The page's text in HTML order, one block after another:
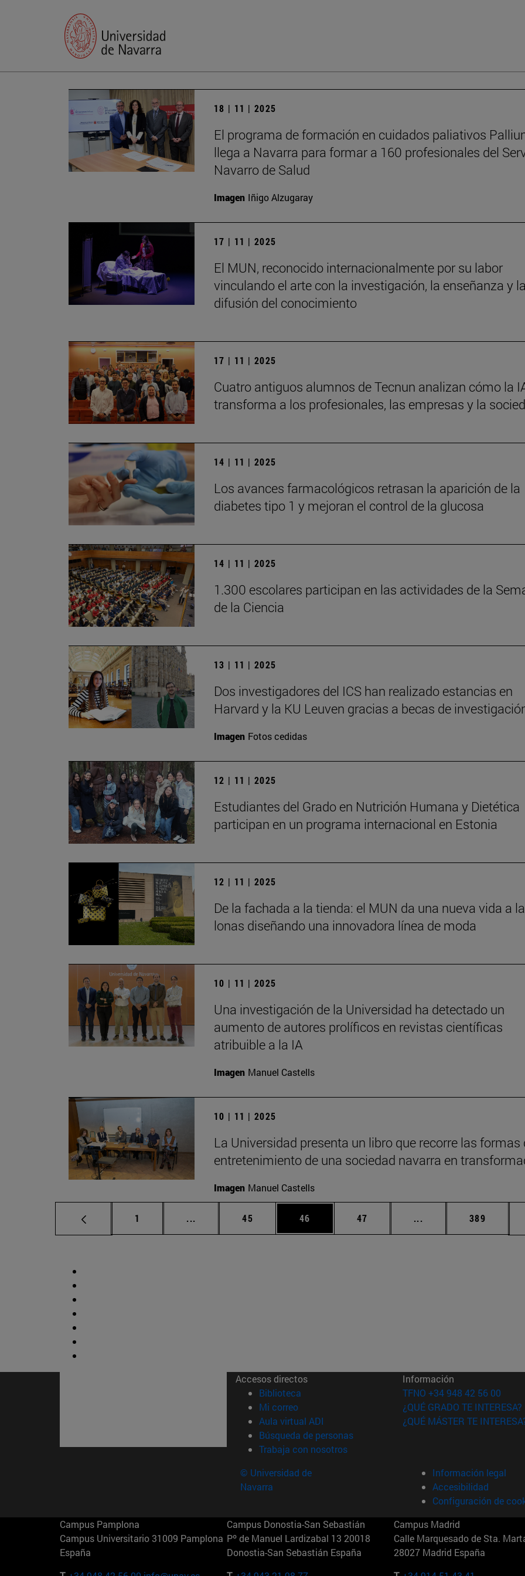
18 | 11 | 2025
El programa de formación en cuidados paliativos
llega a Navarra para formar a 160 profesionales del
Navarro de Salud
Imagen Iñigo Alzugaray
17 | 11 | 2025
El MUN, reconocido internacionalmente por su labor
vinculando el arte con la investigación, la enseñanza y
difusión del conocimiento
17 | 11 | 2025
Cuatro antiguos alumnos de Tecnun analizan cómo la
transforma a los profesionales, las empresas y la
14 | 11 | 2025
Los avances farmacológicos retrasan la aparición de la
diabetes tipo 1 y mejoran el control de la glucosa
14 | 11 | 2025
1.300 escolares participan en las actividades de la
de la Ciencia
13 | 11 | 2025
Dos investigadores del ICS han realizado estancias en
Harvard y la KU Leuven gracias a becas de
Imagen Fotos cedidas
12 | 11 | 2025
Estudiantes del Grado en Nutrición Humana y Dietética
participan en un programa internacional en Estonia
12 | 11 | 2025
De la fachada a la tienda: el MUN da una nueva vida a
lonas diseñando una innovadora línea de moda
10 | 11 | 2025
Una investigación de la Universidad ha detectado un
aumento de autores prolíficos en revistas científicas
atribuible a la IA
Imagen Manuel Castells
10 | 11 | 2025
La Universidad presenta un libro que recorre las formas
entretenimiento de una sociedad navarra en
Imagen Manuel Castells
Página
1 ... Páginas intermedias Use TAB para desplazarse.
Página
45 Página
46 Página
47 ... Páginas intermedias
Página
389
Accesos directos
Biblioteca (abre en nueva ventana)
Mi correo(abre en nueva ventana)
Aula virtual ADI (abre en nueva ventana)
Búsqueda de personas(abre en nueva ventana)
Trabaja con nosotros(abre en nueva ventana)
Información
TFNO +34 948 42 56 00
¿QUÉ GRADO TE INTERESA?
¿QUÉ MÁSTER TE
© Universidad de
Navarra
Información legal
Accesibilidad
Configuración de
Campus Pamplona
Campus Universitario 31009 Pamplona
España
Campus Donostia-San Sebastián
Pº de Manuel Lardizabal 13 20018
Donostia-San Sebastián España
Campus Madrid
Calle Marquesado de Sta.
28027 Madrid España